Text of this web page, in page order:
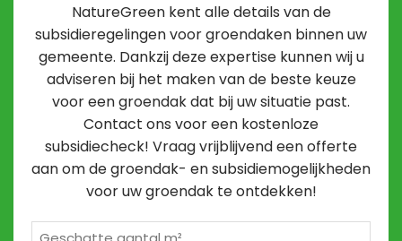
NatureGreen kent alle details van de
subsidieregelingen voor groendaken binnen uw
gemeente. Dankzij deze expertise kunnen wij u
adviseren bij het maken van de beste keuze
voor een groendak dat bij uw situatie past.
Contact ons voor een kostenloze
subsidiecheck! Vraag vrijblijvend een offerte
aan om de groendak- en subsidiemogelijkheden
voor uw groendak te ontdekken!